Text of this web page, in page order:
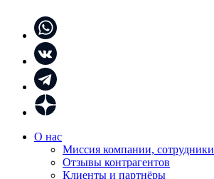
О нас
Миссия компании, сотрудники
Отзывы контрагентов
Клиенты и партнёры